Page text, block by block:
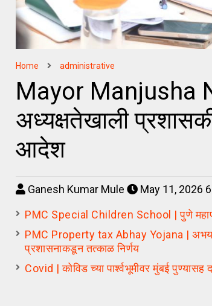
Home administrative
Mayor Manjusha
अध्यक्षतेखाली
आदेश
Ganesh Kumar Mule
May 11, 2026
PMC Special Children School | पुणे
PMC Property tax Abhay Yojana | अभय
प्रशासनाकडून तत्काळ निर्णय
Covid | कोविड च्या पार्श्वभूमीवर मुंबई पुण्यासह